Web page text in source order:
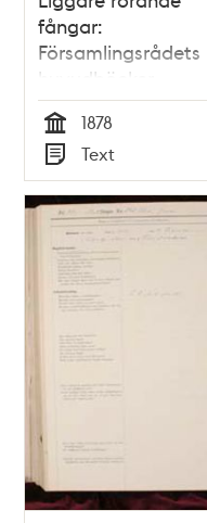
fångar:
Församlingsrådets
huvudböcker
(biografiböcker),
volym 2
Tid
1878
Typ
Text